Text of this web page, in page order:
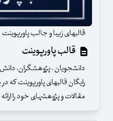
قالبهای زیبا و جالب پاورپوینت
قالب پاورپوینت
دانشجویان ، پژوهشگران، دانش
رایگان قالبهای پاورپوینت که
مقالات و پژوهشهای خود را ارائه